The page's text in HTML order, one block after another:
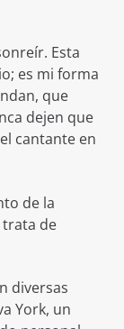
Esta
es mi forma
que
dejen que
cantante en
de la
trata de
diversas
York, un